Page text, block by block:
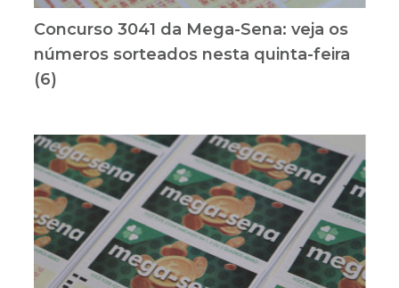
Concurso 3041 da Mega-Sena: veja os
números sorteados nesta quinta-feira
(6)